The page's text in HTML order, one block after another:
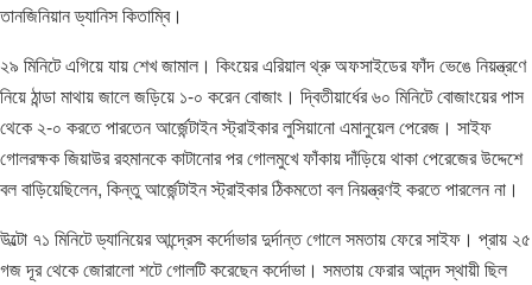
তানজিনিয়ান ড্যানিস কিতাম্বি।
২৯ মিনিটে এগিয়ে যায় শেখ জামাল। কিংয়ের এরিয়াল থ্রু অফসাইডের ফাঁদ ভেঙে নিয়ন্ত্রণে
নিয়ে ঠান্ডা মাথায় জালে জড়িয়ে ১-০ করেন বোজাং। দ্বিতীয়ার্ধের ৬০ মিনিটে বোজাংয়ের পাস
থেকে ২-০ করতে পারতেন আর্জেন্টাইন স্ট্রাইকার লুসিয়ানো এমানুয়েল পেরেজ। সাইফ
গোলরক্ষক জিয়াউর রহমানকে কাটানোর পর গোলমুখে ফাঁকায় দাঁড়িয়ে থাকা পেরেজের উদ্দেশে
বল বাড়িয়েছিলেন, কিন্তু আর্জেন্টাইন স্ট্রাইকার ঠিকমতো বল নিয়ন্ত্রণই করতে পারলেন না।
উল্টো ৭১ মিনিটে ড্যানিয়ের আন্দ্রেস কর্দোভার দুর্দান্ত গোলে সমতায় ফেরে সাইফ। প্রায় ২৫
গজ দূর থেকে জোরালো শটে গোলটি করেছেন কর্দোভা। সমতায় ফেরার আনন্দ স্থায়ী ছিল